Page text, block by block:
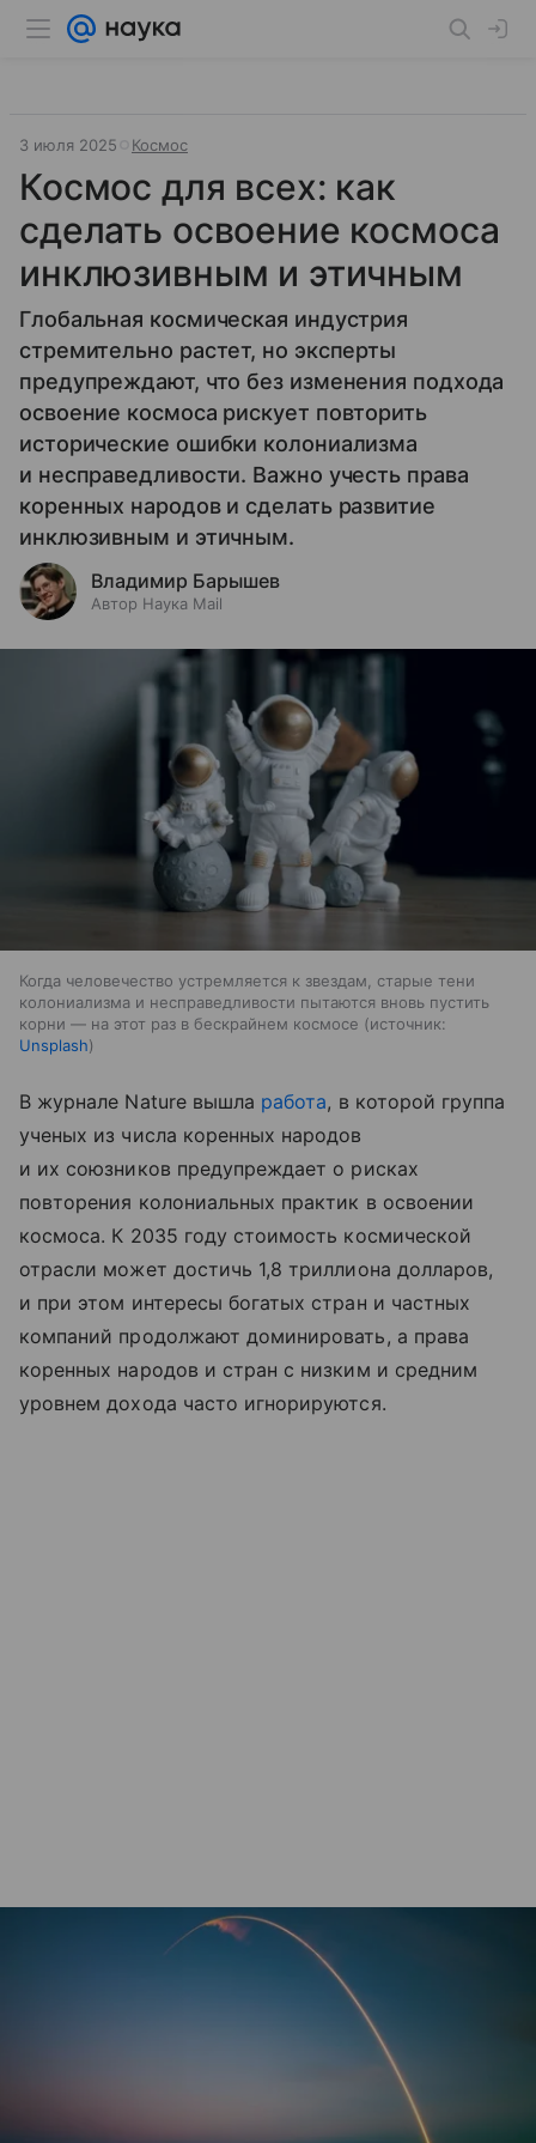
3 июля 2025 Космос
Космос для всех: как
сделать освоение космоса
инклюзивным и этичным
Глобальная космическая индустрия
стремительно растет, но эксперты
предупреждают, что без изменения подхода
освоение космоса рискует повторить
исторические ошибки колониализма
и несправедливости. Важно учесть права
коренных народов и сделать развитие
инклюзивным и этичным.
Владимир Барышев
Автор Наука Mail
Когда человечество устремляется к звездам, старые тени
колониализма и несправедливости пытаются вновь пустить
корни — на этот раз в бескрайнем космосе
источник:
Unsplash
В журнале Nature вышла работа, в которой группа
ученых из числа коренных народов
и их союзников предупреждает о рисках
повторения колониальных практик в освоении
космоса. К 2035 году стоимость космической
отрасли может достичь 1,8 триллиона долларов,
и при этом интересы богатых стран и частных
компаний продолжают доминировать, а права
коренных народов и стран с низким и средним
уровнем дохода часто игнорируются.